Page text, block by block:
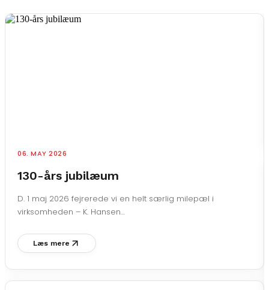
06. MAY 2026
130-års jubilæum
D. 1 maj 2026 fejrerede vi en helt særlig milepæl i
virksomheden – K. Hansen…
Læs mere